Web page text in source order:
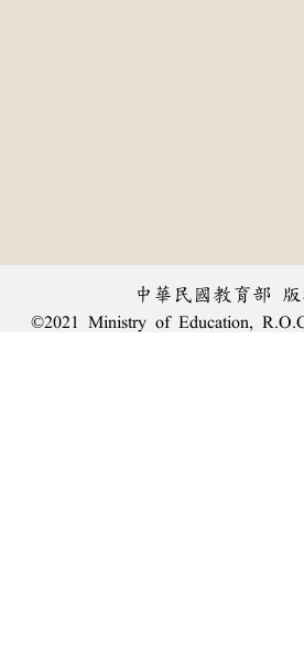
中華民國教育部
©2021 Ministry of Education,